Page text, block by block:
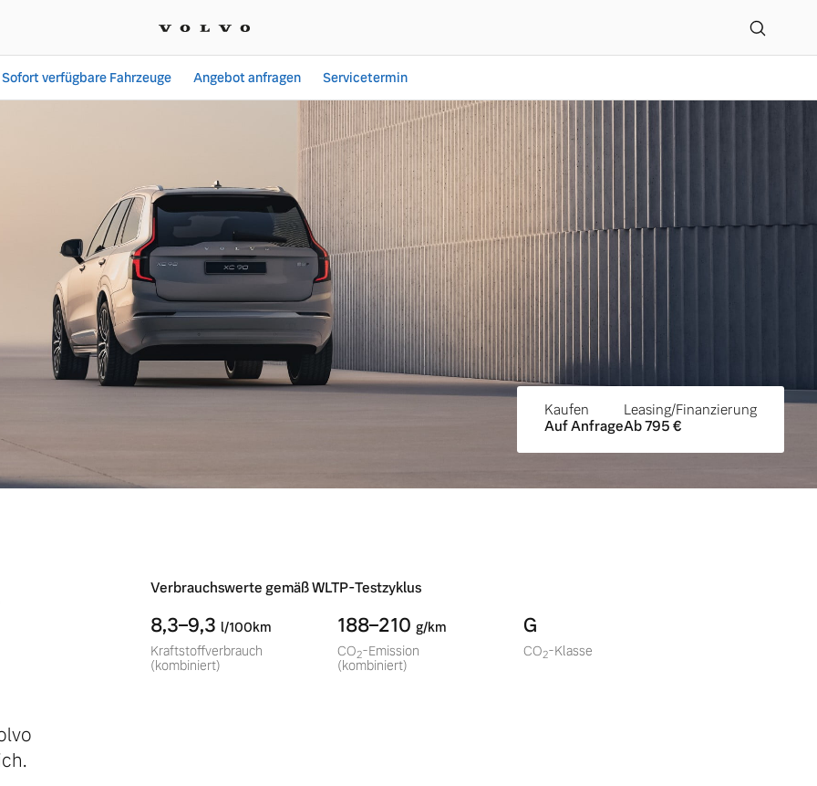
bei Premium Cars Peters GmbH &
Sofort verfügbare Fahrzeuge Angebot anfragen Servicetermin
Kaufen
Auf Anfrage
Leasing/Finanzierung
Ab 795 €
Verbrauchswerte gemäß WLTP-Testzyklus
8,3–9,3 l/100km
Kraftstoffverbrauch
(kombiniert)
188–210 g/km
CO2-Emission
(kombiniert)
G
CO2-Klasse